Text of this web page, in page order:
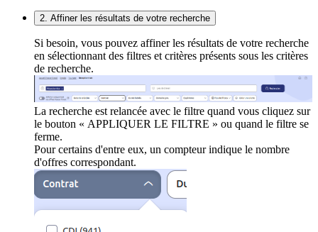
2. Affiner les résultats de votre recherche
Si besoin, vous pouvez affiner les résultats de votre recherche
en sélectionnant des filtres et critères présents sous les critères
de recherche.
La recherche est relancée avec le filtre quand vous cliquez sur
le bouton « APPLIQUER LE FILTRE » ou quand le filtre se
ferme.
Pour certains d'entre eux, un compteur indique le nombre
d'offres correspondant.